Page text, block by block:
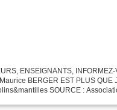
ENSEIGNANTS,
BERGER EST PLUS QUE
SOURCE :